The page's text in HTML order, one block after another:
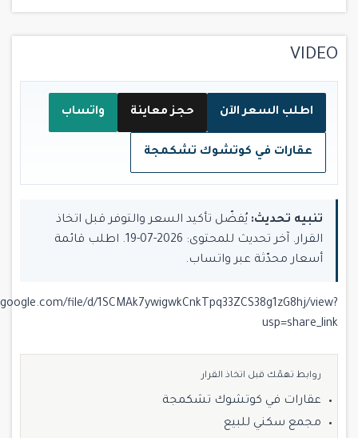
VIDEO
اطلب السعر الآن حجز معاينة واتساب
عقارات في كوتشوك تشكمجة
تنبيه تحديث: يُفضّل تأكيد السعر والتوفر قبل اتخاذ
القرار. آخر تحديث للمحتوى: 2026-07-19. اطلب قائمة
أسعار محدّثة عبر واتساب.
file/d/1SCMAk7ywigwkCnkTpq33ZCS38g1zG8hj/view?
usp=share_link
روابط تهمّك قبل اتخاذ القرار
عقارات في كوتشوك تشكمجة
مجمع سكني للبيع